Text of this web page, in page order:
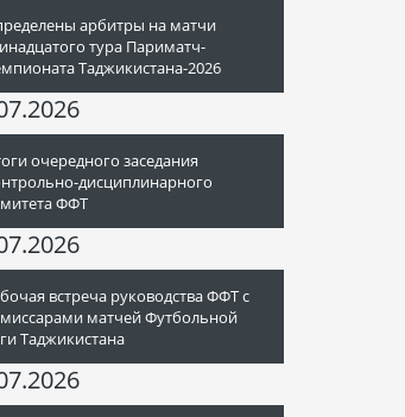
арбитры на матчи
тура Париматч-
Таджикистана-2026
очередного заседания
дисциплинарного
ФФТ
встреча руководства ФФТ с
матчей Футбольной
Таджикистана